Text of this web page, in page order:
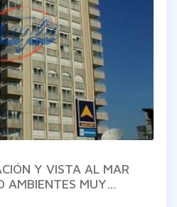
Y VISTA AL MAR
AMBIENTES MUY
Y UNA CON